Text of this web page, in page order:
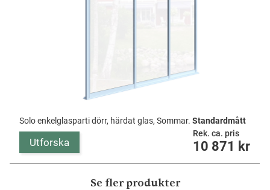
Solo enkelglasparti dörr, härdat glas, Sommar. Standardmått
Utforska
Rek. ca. pris
10 871 kr
Se fler produkter